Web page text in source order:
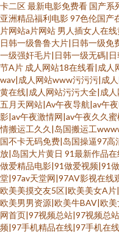
卡二区最新电影免费看 国产系
亚洲精品福利电影97色伦国产
片网站a片网站 男人插女人在线
日韩一级鲁鲁大片|日韩一级
一级强奸毛片|日韩一级无碼|
节A片 成人网站18在线看|成人
wav|成人网站www污污污|成
黄在线|成人网站污污大全|成
五月天网站|Av午夜导航|av午
影|av午夜激情网|av午夜久久
情搬运工久久|岛国搬运工
国不卡无码免费|岛国操逼97
放|岛国大片黄日 91最新作品
做爱精品电影|91做爱视频|91
堂|97av天堂网|97AV影视在线
欧美美摸交友5区|欧美美女A
欧美男男资源|欧美牛BAV|欧
网首页|97视频总站|97视频总
频|97手机精品在线|97手机在